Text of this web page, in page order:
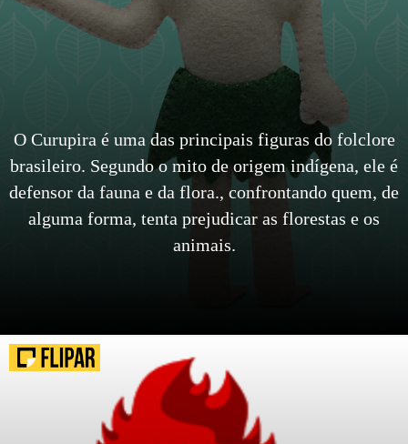
O Curupira é uma das principais figuras do folclore
brasileiro. Segundo o mito de origem indígena, ele é
defensor da fauna e da flora., confrontando quem, de
alguma forma, tenta prejudicar as florestas e os
animais.